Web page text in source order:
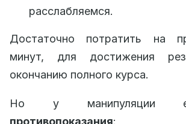
расслабляемся.
Достаточно потратить на
минут, для достижения
окончанию полного курса.
Но у манипуляции
противопоказания: